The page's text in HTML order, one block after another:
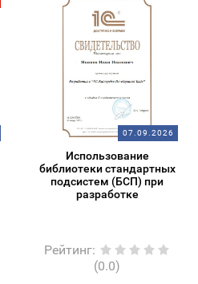
07.09.2026
Использование
библиотеки стандартных
подсистем (БСП) при
разработке
Рейтинг:
(0.0)